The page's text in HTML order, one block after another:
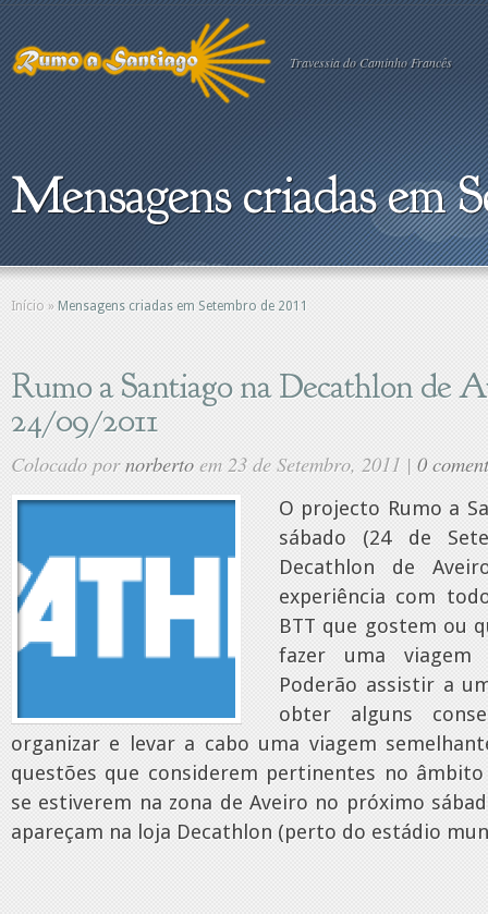
Travessia do Caminho Francês
Mensagens criadas em
Início » Mensagens criadas em Setembro de 2011
Rumo a Santiago na Decathlon de
24/09/2011
Colocado pornorberto em 23 de Setembro, 2011 | 0
O projecto Rumo a
sábado (24 de
Decathlon de
experiência com
BTT que gostem ou
fazer uma viagem
Poderão assistir a
obter alguns
organizar e levar a cabo uma viagem
questões que considerem pertinentes no
se estiverem na zona de Aveiro no próximo
apareçam na loja Decathlon (perto do estádio